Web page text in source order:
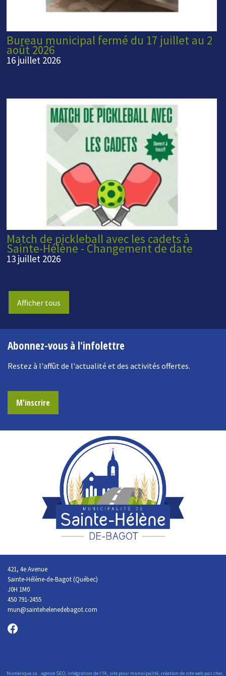
Bureau municipal fermé du 17 juillet au 2
août 2026
16 juillet 2026
Match de pickleball avec les cadets à
Sainte-Hélène - Changement de date
13 juillet 2026
Afficher tous
Abonnez-vous à l'infolettre
Restez à l'affût de l'actualité et des activités offertes.
M'inscrire
421, 4e Avenue
Sainte-Hélène-de-Bagot (Québec)
J0H 1M0
450 791-2455
mun@saintehelenedebagot.com
Numérique.ca :agence SEO, intégration de l'IA, site pour municipalité,création de site web pas cher,